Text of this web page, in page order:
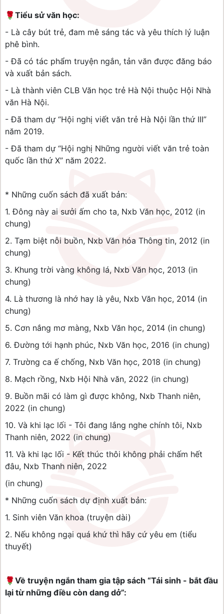
🌹Tiểu sử văn học:
- Là cây bút trẻ, đam mê sáng tác và yêu thích lý luận
phê bình.
- Đã có tác phẩm truyện ngắn, tản văn được đăng báo
và xuất bản sách.
- Là thành viên CLB Văn học trẻ Hà Nội thuộc Hội Nhà
văn Hà Nội.
- Đã tham dự “Hội nghị viết văn trẻ Hà Nội lần thứ III”
năm 2019.
- Đã tham dự “Hội nghị Những người viết văn trẻ toàn
quốc lần thứ X” năm 2022.
* Những cuốn sách đã xuất bản:
1. Đông này ai sưởi ấm cho ta, Nxb Văn học, 2012 (in
chung)
2. Tạm biệt nỗi buồn, Nxb Văn hóa Thông tin, 2012 (in
chung)
3. Khung trời vàng không lá, Nxb Văn học, 2013 (in
chung)
4. Là thương là nhớ hay là yêu, Nxb Văn học, 2014 (in
chung)
5. Cơn nắng mơ màng, Nxb Văn học, 2014 (in chung)
6. Đường tới hạnh phúc, Nxb Văn học, 2016 (in chung)
7. Trường ca ế chống, Nxb Văn học, 2018 (in chung)
8. Mạch rồng, Nxb Hội Nhà văn, 2022 (in chung)
9. Buồn mãi có làm gì được không, Nxb Thanh niên,
2022 (in chung)
10. Và khi lạc lối - Tôi đang lắng nghe chính tôi, Nxb
Thanh niên, 2022 (in chung)
11. Và khi lạc lối - Kết thúc thôi không phải chấm hết
đâu, Nxb Thanh niên, 2022
(in chung)
* Những cuốn sách dự định xuất bản:
1. Sinh viên Văn khoa (truyện dài)
2. Nếu không ngại quá khứ thì hãy cứ yêu em (tiểu
thuyết)
🌹Về truyện ngắn tham gia tập sách “Tái sinh - bắt đầu
lại từ những điều còn dang dở”: